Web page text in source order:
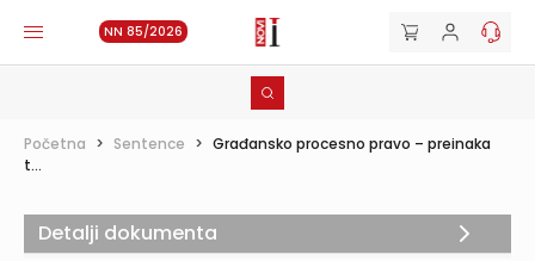
NN 85/2026
Početna > Sentence > Građansko procesno pravo – preinaka
t...
Detalji dokumenta